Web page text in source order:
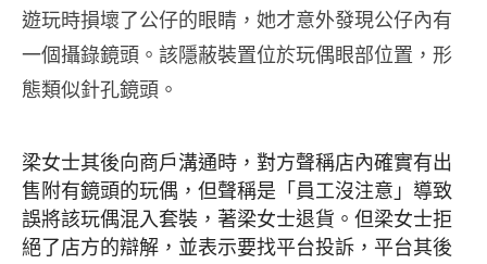
遊玩時損壞了公仔的眼睛，她才意外發現公仔內有
一個攝錄鏡頭。該隱蔽裝置位於玩偶眼部位置，形
態類似針孔鏡頭。
梁女士其後向商戶溝通時，對方聲稱店內確實有出
售附有鏡頭的玩偶，但聲稱是「員工沒注意」導致
誤將該玩偶混入套裝，著梁女士退貨。但梁女士拒
絕了店方的辯解，並表示要找平台投訴，平台其後